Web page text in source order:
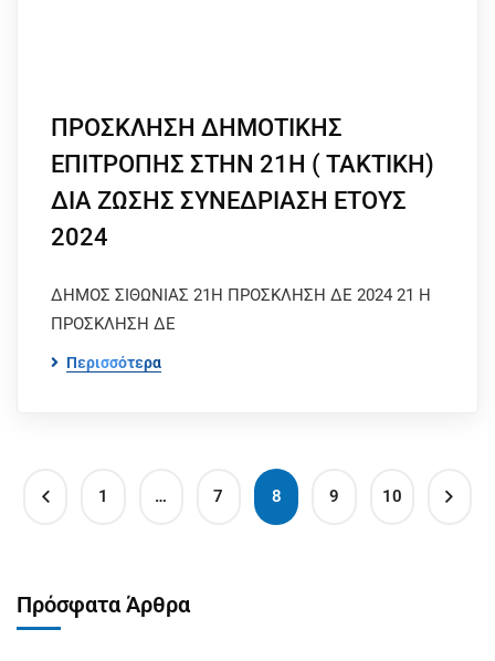
ΠΡΟΣΚΛΗΣΗ ΔΗΜΟΤΙΚΗΣ
ΕΠΙΤΡΟΠΗΣ ΣΤΗΝ 21Η ( ΤΑΚΤΙΚΗ)
ΔΙΑ ΖΩΣΗΣ ΣΥΝΕΔΡΙΑΣΗ ΕΤΟΥΣ
2024
ΔΗΜΟΣ ΣΙΘΩΝΙΑΣ 21Η ΠΡΟΣΚΛΗΣΗ ΔΕ 2024 21 Η
ΠΡΟΣΚΛΗΣΗ ΔΕ
Περισσότερα
1 … 7 8 9 10
Πρόσφατα Άρθρα